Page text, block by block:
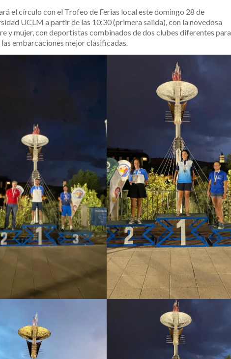
el círculo con el Trofeo de Ferias local este domingo 28 de
UCLM a partir de las 10:30 (primera salida), con la novedosa
y mujer, con deportistas combinados de dos clubes diferentes para
embarcaciones mejor clasificadas.